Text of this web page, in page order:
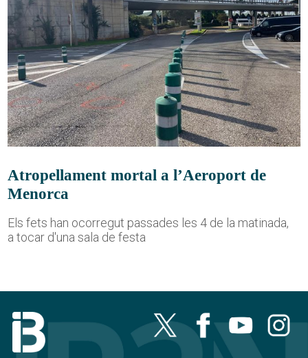
Atropellament mortal a l’Aeroport de
Menorca
Els fets han ocorregut passades les 4 de la matinada,
a tocar d'una sala de festa